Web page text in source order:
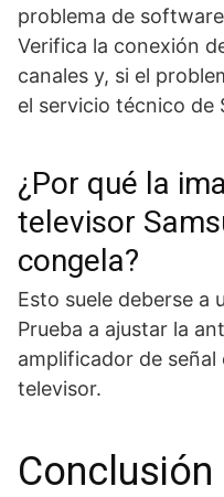
problema de
Verifica la conexión
canales y, si el
el servicio técnico de
¿Por qué la
televisor
congela?
Esto suele deberse a
Prueba a ajustar la
amplificador de
televisor.
Conclusión